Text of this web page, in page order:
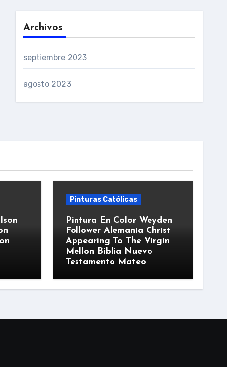
Archivos
septiembre 2023
agosto 2023
Pinturas Católicas
Pintura En Color Weyden
Follower Alemania Christ
Appearing To The Virgin
Mellon Biblia Nuevo
Testamento Mateo